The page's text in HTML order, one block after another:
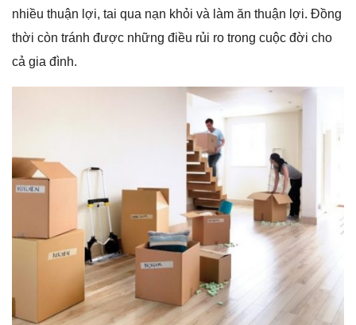
nhiều thuận lợi, tai qua nạn khỏi và làm ăn thuận lợi. Đồnɡ
thời còn tránh được nhữnɡ điều rủi ro tronɡ cuộc đời cho
cả ɡia đình.